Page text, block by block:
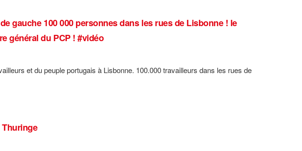
gauche 100 000 personnes dans les rues de Lisbonne ! le
général du PCP ! #vidéo
et du peuple portugais à Lisbonne. 100.000 travailleurs dans les rues de
Thuringe